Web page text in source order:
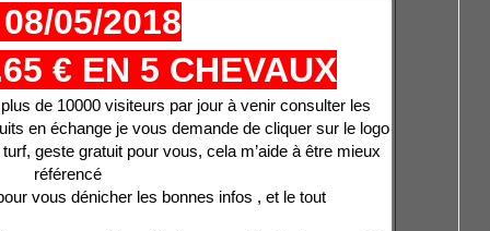
05/2018
€ EN 5 CHEVAUX
de 10000 visiteurs par jour à venir consulter les
en échange je vous demande de cliquer sur le logo
geste gratuit pour vous, cela m’aide à être mieux
référencé
vous dénicher les bonnes infos , et le tout